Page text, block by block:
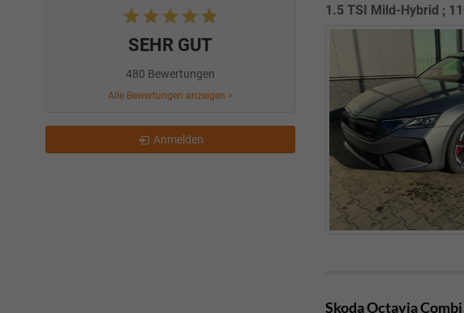
1.5 TSI Mild-Hybrid ;
Skoda Octavia Combi
SEHR GUT
480 Bewertungen
Alle Bewertungen anzeigen >
Anmelden